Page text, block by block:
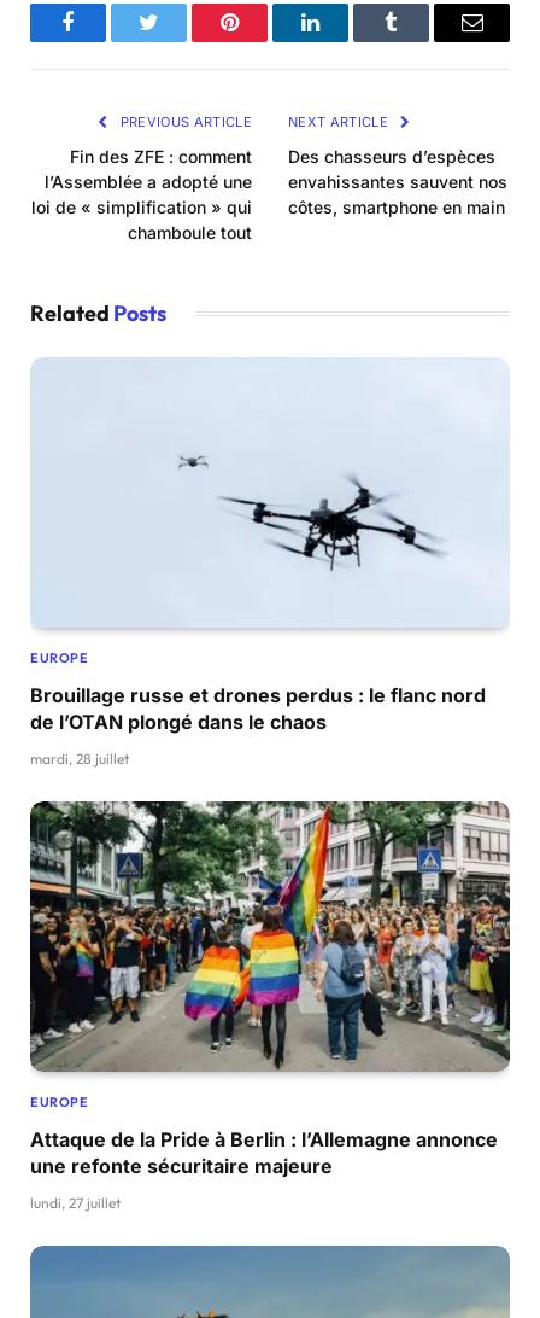
FacebookTwitter Pinterest LinkedInTumblr Email
PREVIOUS ARTICLE
Fin des ZFE : comment
l’Assemblée a adopté une
loi de « simplification » qui
chamboule tout
NEXT ARTICLE
Des chasseurs d’espèces
envahissantes sauvent nos
côtes, smartphone en main
Related Posts
EUROPE
Brouillage russe et drones perdus : le flanc nord
de l’OTAN plongé dans le chaos
mardi, 28 juillet
EUROPE
Attaque de la Pride à Berlin : l’Allemagne annonce
une refonte sécuritaire majeure
lundi, 27 juillet